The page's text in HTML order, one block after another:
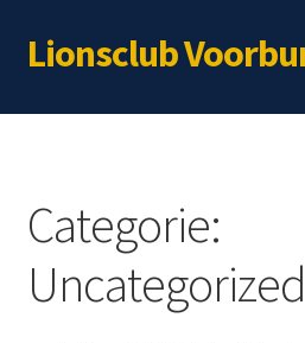
Ga
door
Ga
naar
Lionsclub
Home
Lid worden?
Immateriële projecten
Categorie:
Uncategorized